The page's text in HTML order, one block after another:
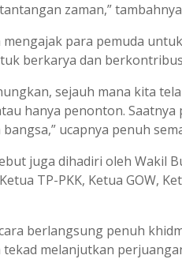
zaman,”
mengajak para pemuda
berkarya dan
sejauh mana kita
hanya penonton.
ucapnya penuh
juga dihadiri oleh Wakil
TP-PKK, Ketua GOW,
berlangsung penuh
melanjutkan